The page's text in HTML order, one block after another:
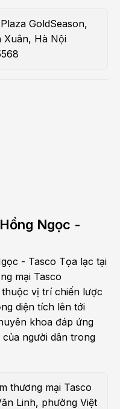
GoldSeason,
Xuân, Hà Nội
Ngọc -
- Tasco Tọa lạc tại
mại Tasco
thuộc vị trí chiến lược
diện tích lên tới
khoa đáp ứng
người dân trong
thương mại Tasco
Linh, phường Việt